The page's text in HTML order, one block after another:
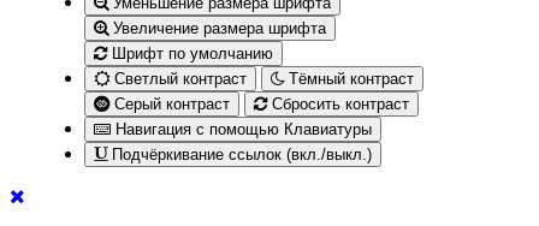
Увеличение размера шрифта
Шрифт по умолчанию
Светлый контраст
Тёмный контраст
Серый контраст
Сбросить контраст
Навигация с помощью Клавиатуры
Подчёркивание ссылок (вкл./выкл.)